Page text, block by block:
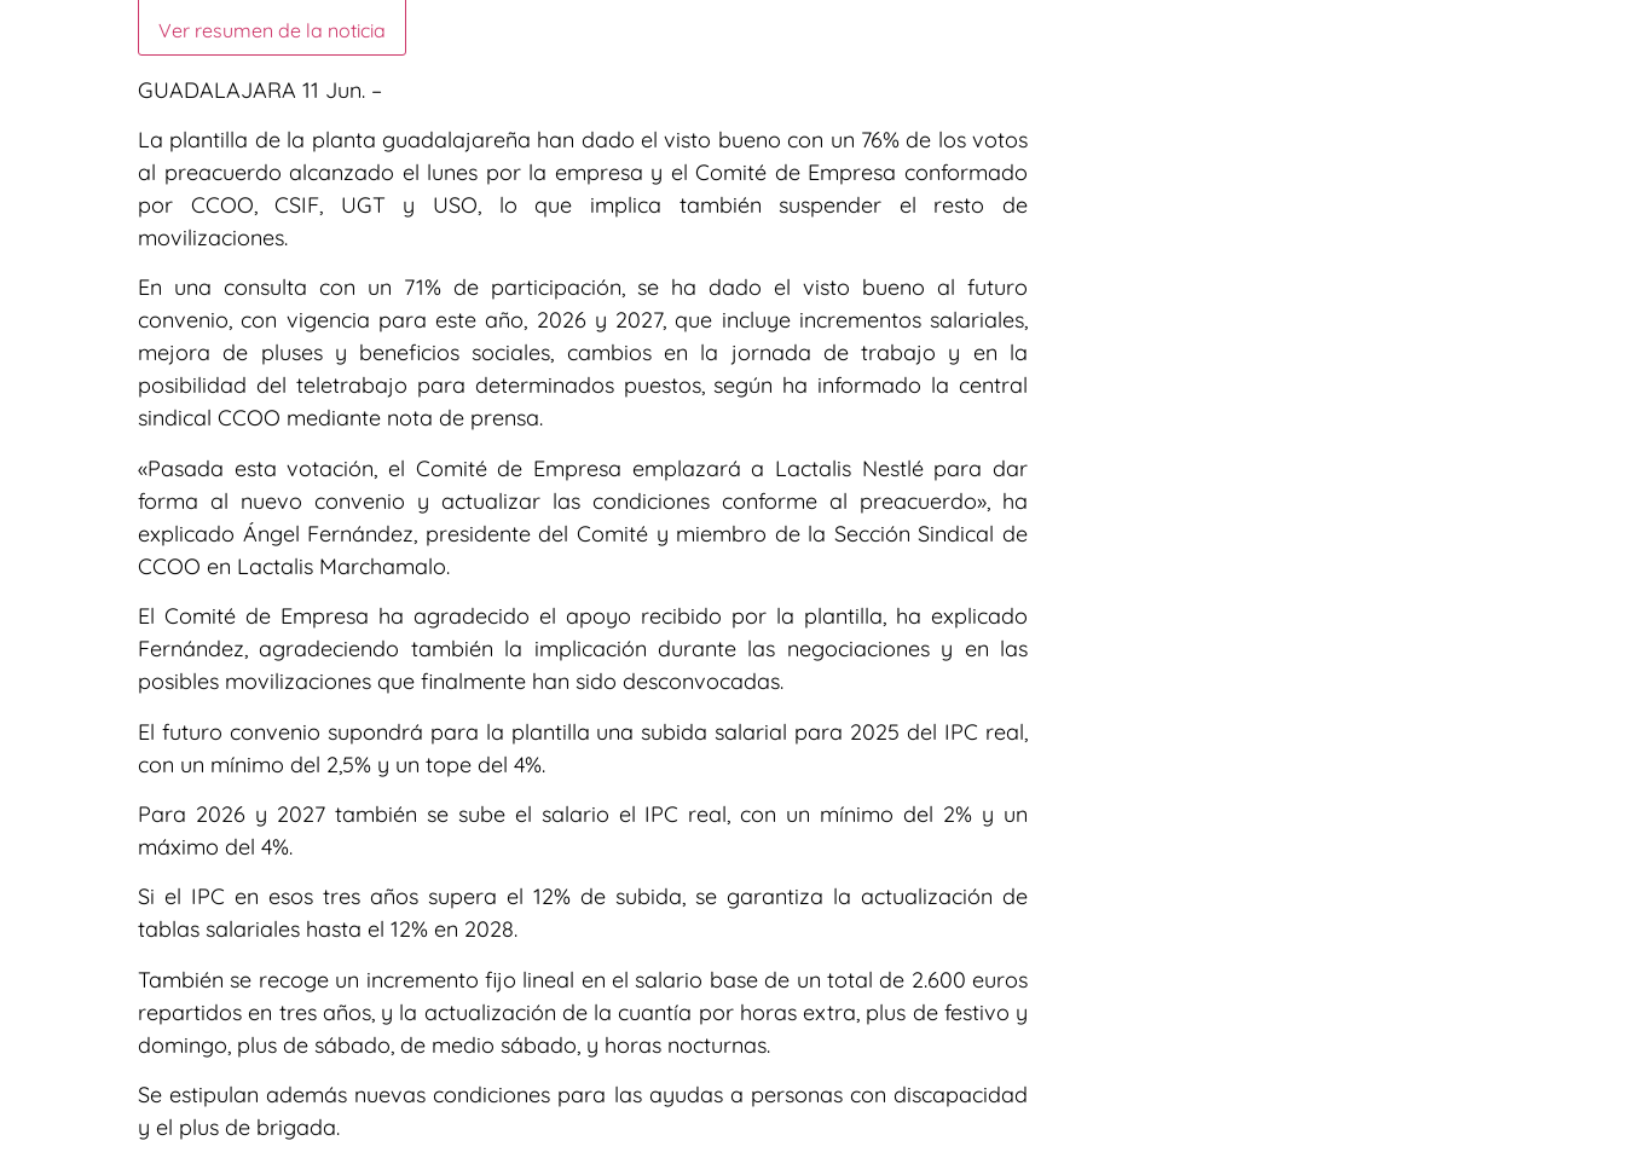
Ver resumen de la noticia
GUADALAJARA 11 Jun. –
La plantilla de la planta guadalajareña han dado el visto bueno con un 76% de los votos
al preacuerdo alcanzado el lunes por la empresa y el Comité de Empresa conformado
por CCOO, CSIF, UGT y USO, lo que implica también suspender el resto de
movilizaciones.
En una consulta con un 71% de participación, se ha dado el visto bueno al futuro
convenio, con vigencia para este año, 2026 y 2027, que incluye incrementos salariales,
mejora de pluses y beneficios sociales, cambios en la jornada de trabajo y en la
posibilidad del teletrabajo para determinados puestos, según ha informado la central
sindical CCOO mediante nota de prensa.
«Pasada esta votación, el Comité de Empresa emplazará a Lactalis Nestlé para dar
forma al nuevo convenio y actualizar las condiciones conforme al preacuerdo», ha
explicado Ángel Fernández, presidente del Comité y miembro de la Sección Sindical de
CCOO en Lactalis Marchamalo.
El Comité de Empresa ha agradecido el apoyo recibido por la plantilla, ha explicado
Fernández, agradeciendo también la implicación durante las negociaciones y en las
posibles movilizaciones que finalmente han sido desconvocadas.
El futuro convenio supondrá para la plantilla una subida salarial para 2025 del IPC real,
con un mínimo del 2,5% y un tope del 4%.
Para 2026 y 2027 también se sube el salario el IPC real, con un mínimo del 2% y un
máximo del 4%.
Si el IPC en esos tres años supera el 12% de subida, se garantiza la actualización de
tablas salariales hasta el 12% en 2028.
También se recoge un incremento fijo lineal en el salario base de un total de 2.600 euros
repartidos en tres años, y la actualización de la cuantía por horas extra, plus de festivo y
domingo, plus de sábado, de medio sábado, y horas nocturnas.
Se estipulan además nuevas condiciones para las ayudas a personas con discapacidad
y el plus de brigada.